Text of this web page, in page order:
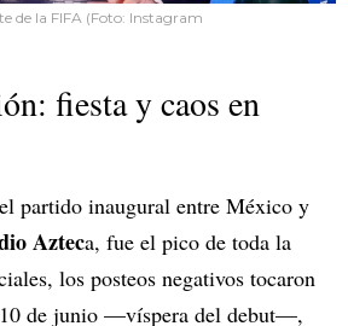
de la FIFA (Foto: Instagram
fiesta y caos en
partido inaugural entre México y
Azteca, fue el pico de toda la
los posteos negativos tocaron
de junio —víspera del debut—,